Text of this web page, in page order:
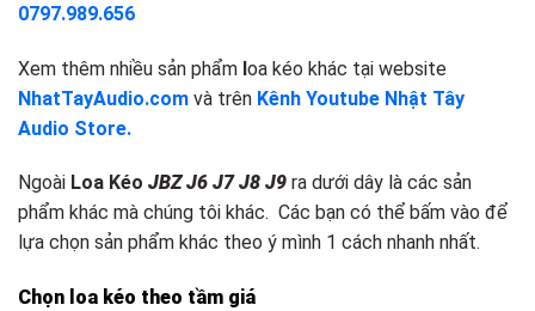
0797.989.656
Xem thêm nhiều sản phẩm loa kéo khác tại website
NhatTayAudio.com và trên Kênh Youtube Nhật Tây
Audio Store.
Ngoài Loa Kéo JBZ J6 J7 J8 J9 ra dưới dây là các sản
phẩm khác mà chúng tôi khác. Các bạn có thể bấm vào để
lựa chọn sản phẩm khác theo ý mình 1 cách nhanh nhất.
Chọn loa kéo theo tầm giá